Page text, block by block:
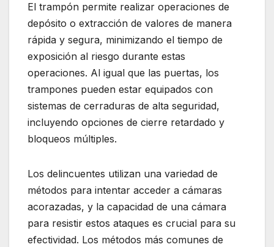
El trampón permite realizar operaciones de
depósito o extracción de valores de manera
rápida y segura, minimizando el tiempo de
exposición al riesgo durante estas
operaciones. Al igual que las puertas, los
trampones pueden estar equipados con
sistemas de cerraduras de alta seguridad,
incluyendo opciones de cierre retardado y
bloqueos múltiples.
Los delincuentes utilizan una variedad de
métodos para intentar acceder a cámaras
acorazadas, y la capacidad de una cámara
para resistir estos ataques es crucial para su
efectividad. Los métodos más comunes de